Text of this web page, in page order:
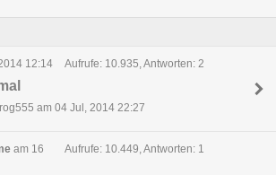
12:14 Aufrufe: 10.935, Antworten: 2
am 04 Jul, 2014 22:27
am 16
Aufrufe: 10.449, Antworten: 1